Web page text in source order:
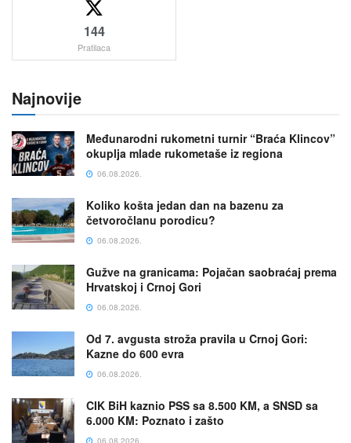
144
Pratilaca
Najnovije
Međunarodni rukometni turnir “Braća Klincov”
okuplja mlade rukometaše iz regiona
06.08.2026.
Koliko košta jedan dan na bazenu za
četvoročlanu porodicu?
06.08.2026.
Gužve na granicama: Pojačan saobraćaj prema
Hrvatskoj i Crnoj Gori
06.08.2026.
Od 7. avgusta stroža pravila u Crnoj Gori:
Kazne do 600 evra
06.08.2026.
CIK BiH kaznio PSS sa 8.500 KM, a SNSD sa
6.000 KM: Poznato i zašto
06.08.2026.